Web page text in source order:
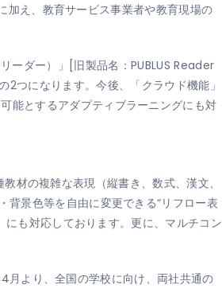
加え、教育サービス事業者や教育現場の
ーダー）」[旧製品名：PUBLUS Reader
つになります。今後、「クラウド機能」
能とするアダプティブラーニングにも対
材の複雑な表現（縦書き、数式、漢文、
背景色等を自由に変更できる“リフロー表
にも対応しております。更に、マルチコン
より、全国の学校に向け、両社共通の